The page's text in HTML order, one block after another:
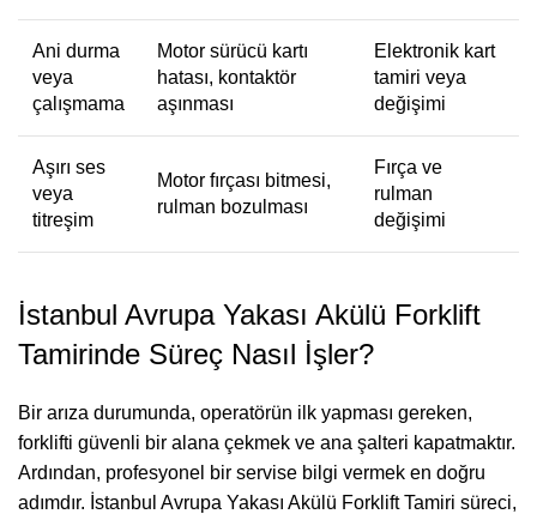
Ani durma
veya
çalışmama
Motor sürücü kartı
hatası, kontaktör
aşınması
Elektronik kart
tamiri veya
değişimi
Aşırı ses
veya
titreşim
Motor fırçası bitmesi,
rulman bozulması
Fırça ve
rulman
değişimi
İstanbul Avrupa Yakası Akülü Forklift
Tamirinde Süreç Nasıl İşler?
Bir arıza durumunda, operatörün ilk yapması gereken,
forklifti güvenli bir alana çekmek ve ana şalteri kapatmaktır.
Ardından, profesyonel bir servise bilgi vermek en doğru
adımdır. İstanbul Avrupa Yakası Akülü Forklift Tamiri süreci,